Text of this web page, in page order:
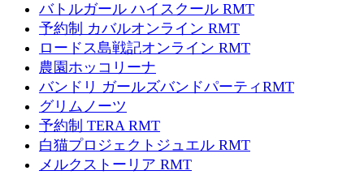
バトルガール ハイスクール RMT
予約制 カバルオンライン RMT
ロードス島戦記オンライン RMT
農園ホッコリーナ
バンドリ ガールズバンドパーティRMT
グリムノーツ
予約制 TERA RMT
白猫プロジェクトジュエル RMT
メルクストーリア RMT